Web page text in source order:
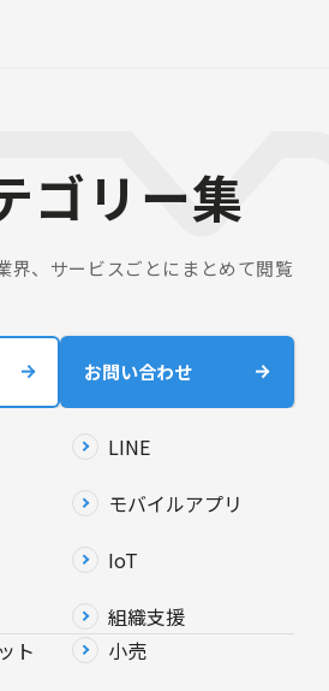
ゴリー集
界、サービスごとにまとめて閲覧
お問い合わせ
LINE
モバイルアプリ
IoT
組織支援
ト
小売